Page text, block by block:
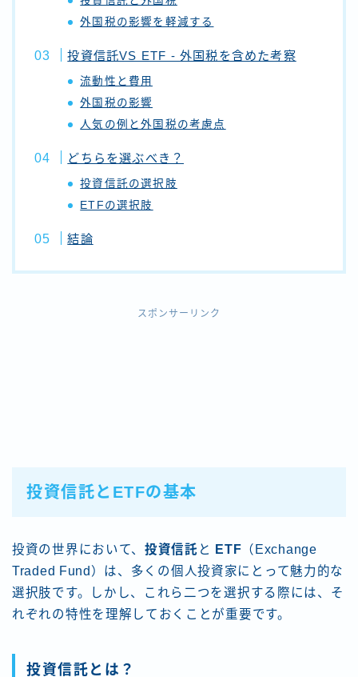
外国税の影響を軽減する
投資信託VS ETF - 外国税を含めた考察
流動性と費用
外国税の影響
人気の例と外国税の考慮点
どちらを選ぶべき？
投資信託の選択肢
ETFの選択肢
結論
スポンサーリンク
投資信託とETFの基本
投資の世界において、 投資信託 と ETF （Exchange
Traded Fund）は、多くの個人投資家にとって魅力的な
選択肢です。しかし、これら二つを選択する際には、そ
れぞれの特性を理解しておくことが重要です。
投資信託とは？